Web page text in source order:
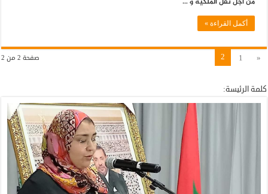
أكمل القراءة »
صفحة 2 من 2 «
1
2
كلمة الرئيسة: